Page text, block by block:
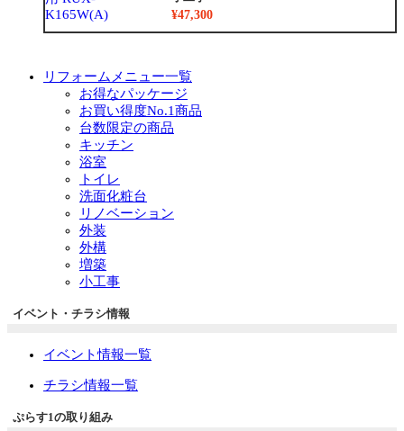
¥47,300
リフォームメニュー一覧
お得なパッケージ
お買い得度No.1商品
台数限定の商品
キッチン
浴室
トイレ
洗面化粧台
リノベーション
外装
外構
増築
小工事
イベント・チラシ情報
イベント情報一覧
チラシ情報一覧
ぷらす1の取り組み